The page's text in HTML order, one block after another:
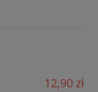
12,90 zł